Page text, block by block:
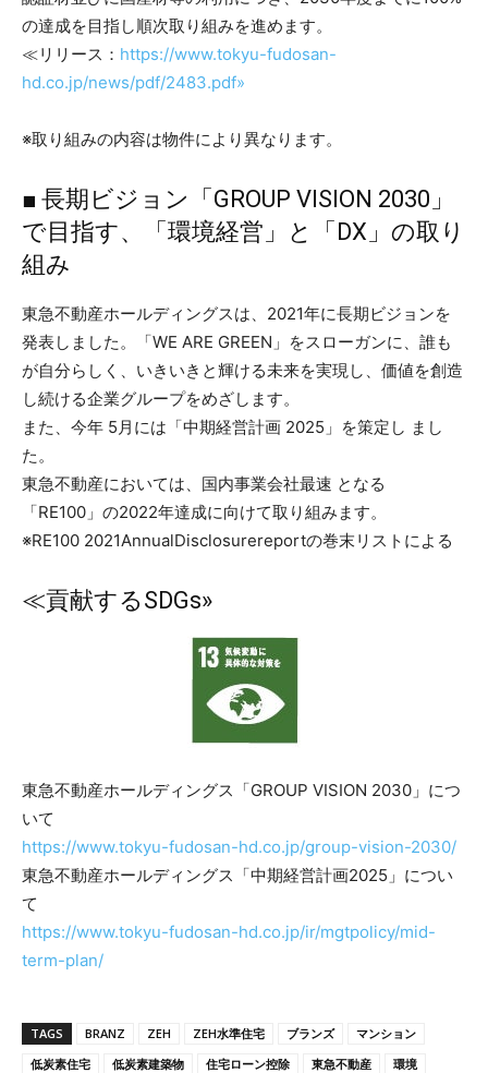
の達成を目指し順次取り組みを進めます。
≪リリース： https://www.tokyu-fudosan-
hd.co.jp/news/pdf/2483.pdf»
※取り組みの内容は物件により異なります。
■ 長期ビジョン「GROUP VISION 2030」
で目指す、「環境経営」と「DX」の取り
組み
東急不動産ホールディングスは、2021年に長期ビジョンを
発表しました。「WE ARE GREEN」をスローガンに、誰も
が自分らしく、いきいきと輝ける未来を実現し、価値を創造
し続ける企業グループをめざします。
また、今年 5月には「中期経営計画 2025」を策定し まし
た。
東急不動産においては、国内事業会社最速 となる
「RE100」の2022年達成に向けて取り組みます。
※RE100 2021AnnualDisclosurereportの巻末リストによる
≪貢献するSDGs»
東急不動産ホールディングス「GROUP VISION 2030」につ
いて
https://www.tokyu-fudosan-hd.co.jp/group-vision-2030/
東急不動産ホールディングス「中期経営計画2025」につい
て
https://www.tokyu-fudosan-hd.co.jp/ir/mgtpolicy/mid-
term-plan/
TAGS BRANZ ZEH ZEH水準住宅 ブランズ
マンション
低炭素住宅
低炭素建築物 住宅ローン控除 東急不動産
環境